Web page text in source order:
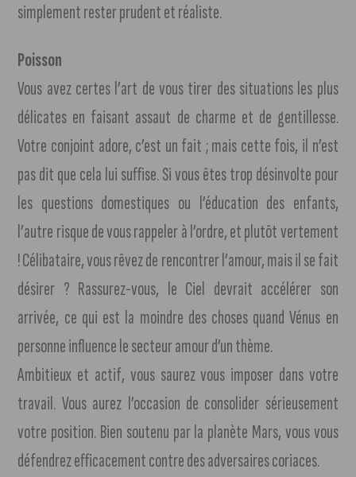
simplement rester prudent et réaliste.
Poisson
Vous avez certes l’art de vous tirer des situations les plus
délicates en faisant assaut de charme et de gentillesse.
Votre conjoint adore, c’est un fait ; mais cette fois, il n’est
pas dit que cela lui suffise. Si vous êtes trop désinvolte pour
les questions domestiques ou l’éducation des enfants,
l’autre risque de vous rappeler à l’ordre, et plutôt vertement
! Célibataire, vous rêvez de rencontrer l’amour, mais il se fait
désirer ? Rassurez-vous, le Ciel devrait accélérer son
arrivée, ce qui est la moindre des choses quand Vénus en
personne influence le secteur amour d’un thème.
Ambitieux et actif, vous saurez vous imposer dans votre
travail. Vous aurez l’occasion de consolider sérieusement
votre position. Bien soutenu par la planète Mars, vous vous
défendrez efficacement contre des adversaires coriaces.